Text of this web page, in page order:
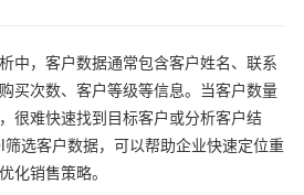
中，客户数据通常包含客户姓名、联系
买次数、客户等级等信息。当客户数量
很难快速找到目标客户或分析客户结
选客户数据，可以帮助企业快速定位重
化销售策略。